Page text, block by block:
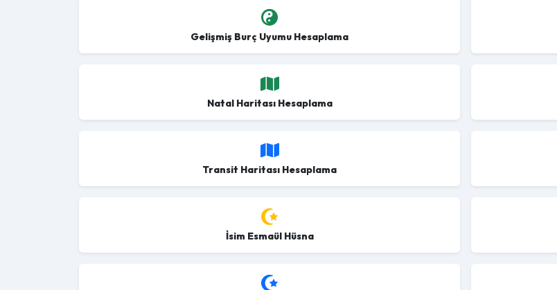
Gelişmiş Burç Uyumu Hesaplama
Natal Haritası Hesaplama
Transit Haritası Hesaplama
İsim Esmaül Hüsna